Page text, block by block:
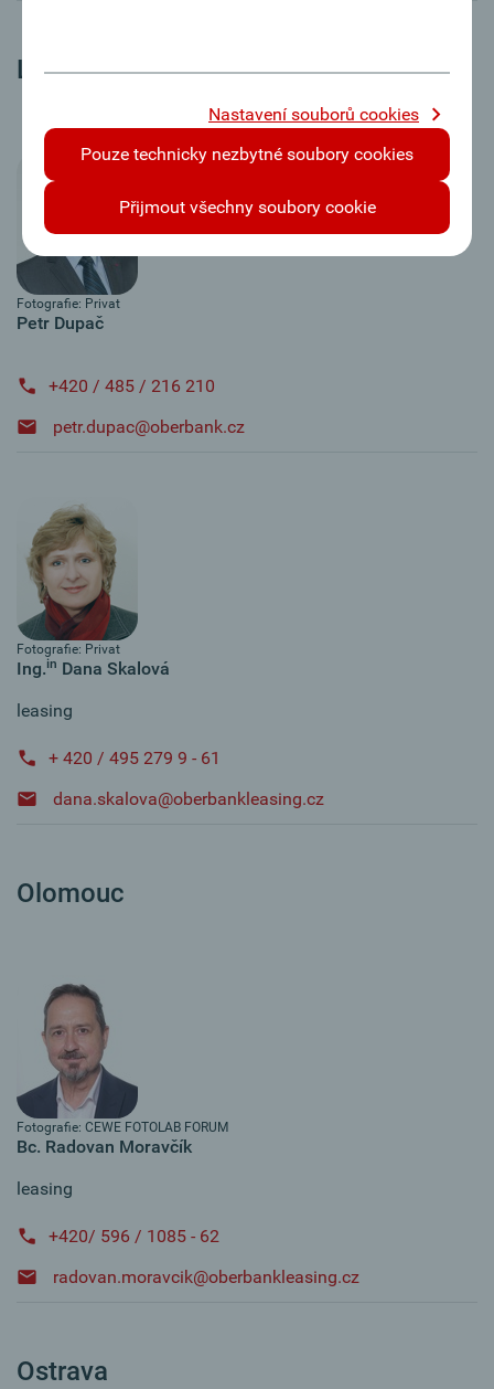
Liberec
Fotografie: Privat
Petr Dupač
+420 / 485 / 216 210
petr.dupac@oberbank.cz
Fotografie: Privat
Ing.in Dana Skalová
leasing
+ 420 / 495 279 9 - 61
dana.skalova@oberbankleasing.cz
Olomouc
Fotografie: CEWE FOTOLAB FORUM
Bc. Radovan Moravčík
leasing
+420/ 596 / 1085 - 62
radovan.moravcik@oberbankleasing.cz
Ostrava
Nastavení souborů cookies
Pouze technicky nezbytné soubory cookies
Přijmout všechny soubory cookie